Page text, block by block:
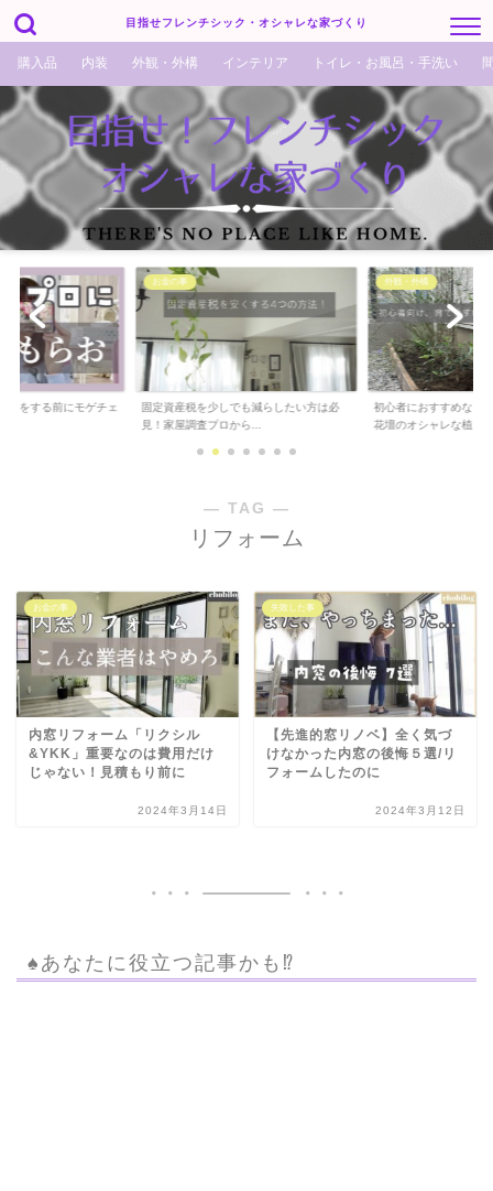
目指せフレンチシック・オシャレな家づくり
購入品 内装 外観・外構 インテリア トイレ・お風呂・手洗い
を少しでも減らしたい方は必
外観・外構
初心者におすすめな 割と簡単に育ってる
花壇のオシャレな植...
外観・外構
88万円で外構
12万、安くす
― TAG ―
リフォーム
お金の事
内窓リフォーム「リクシル
&YKK」重要なのは費用だけ
じゃない！見積もり前に
2024年3月14日
失敗した事
【先進的窓リノベ】全く気づ
けなかった内窓の後悔５選/リ
フォームしたのに
2024年3月12日
♠︎あなたに役立つ記事かも⁉︎